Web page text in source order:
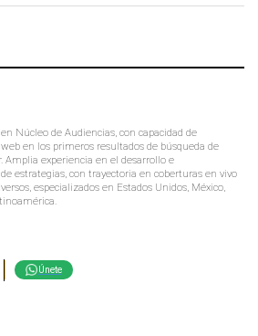
Núcleo de Audiencias, con capacidad de
en los primeros resultados de búsqueda de
Amplia experiencia en el desarrollo e
estrategias, con trayectoria en coberturas en vivo
especializados en Estados Unidos, México,
Únete